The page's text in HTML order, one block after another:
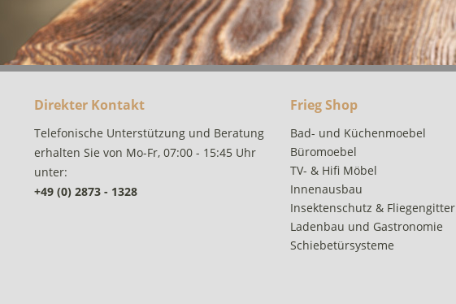
Direkter Kontakt
Telefonische Unterstützung und Beratung
erhalten Sie von Mo-Fr, 07:00 - 15:45 Uhr
unter:
+49 (0) 2873 - 1328
Frieg Shop
Bad- und Küchenmoebel
Büromoebel
TV- & Hifi Möbel
Innenausbau
Insektenschutz & Fliegengitter
Ladenbau und Gastronomie
Schiebetürsysteme